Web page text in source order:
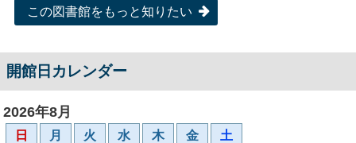
この図書館をもっと知りたい
開館日カレンダー
2026年8月
日 月 火 水 木 金 土